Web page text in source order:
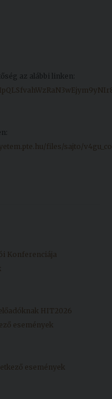
az alábbi linken:
files/sajto/
Konferenciája
HIT2026
események
események